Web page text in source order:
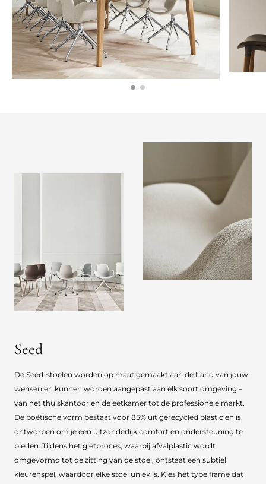
Seed
De Seed-stoelen worden op maat gemaakt aan de hand van jouw
wensen en kunnen worden aangepast aan elk soort omgeving –
van het thuiskantoor en de eetkamer tot de professionele markt.
De poëtische vorm bestaat voor 85% uit gerecycled plastic en is
ontworpen om je een uitzonderlijk comfort en ondersteuning te
bieden. Tijdens het gietproces, waarbij afvalplastic wordt
omgevormd tot de zitting van de stoel, ontstaat een subtiel
kleurenspel, waardoor elke stoel uniek is. Kies het type frame dat